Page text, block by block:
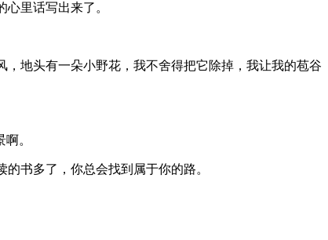
里话写出来了。
地头有一朵小野花，我不舍得把它除掉，我让我的苞谷
。
书多了，你总会找到属于你的路。